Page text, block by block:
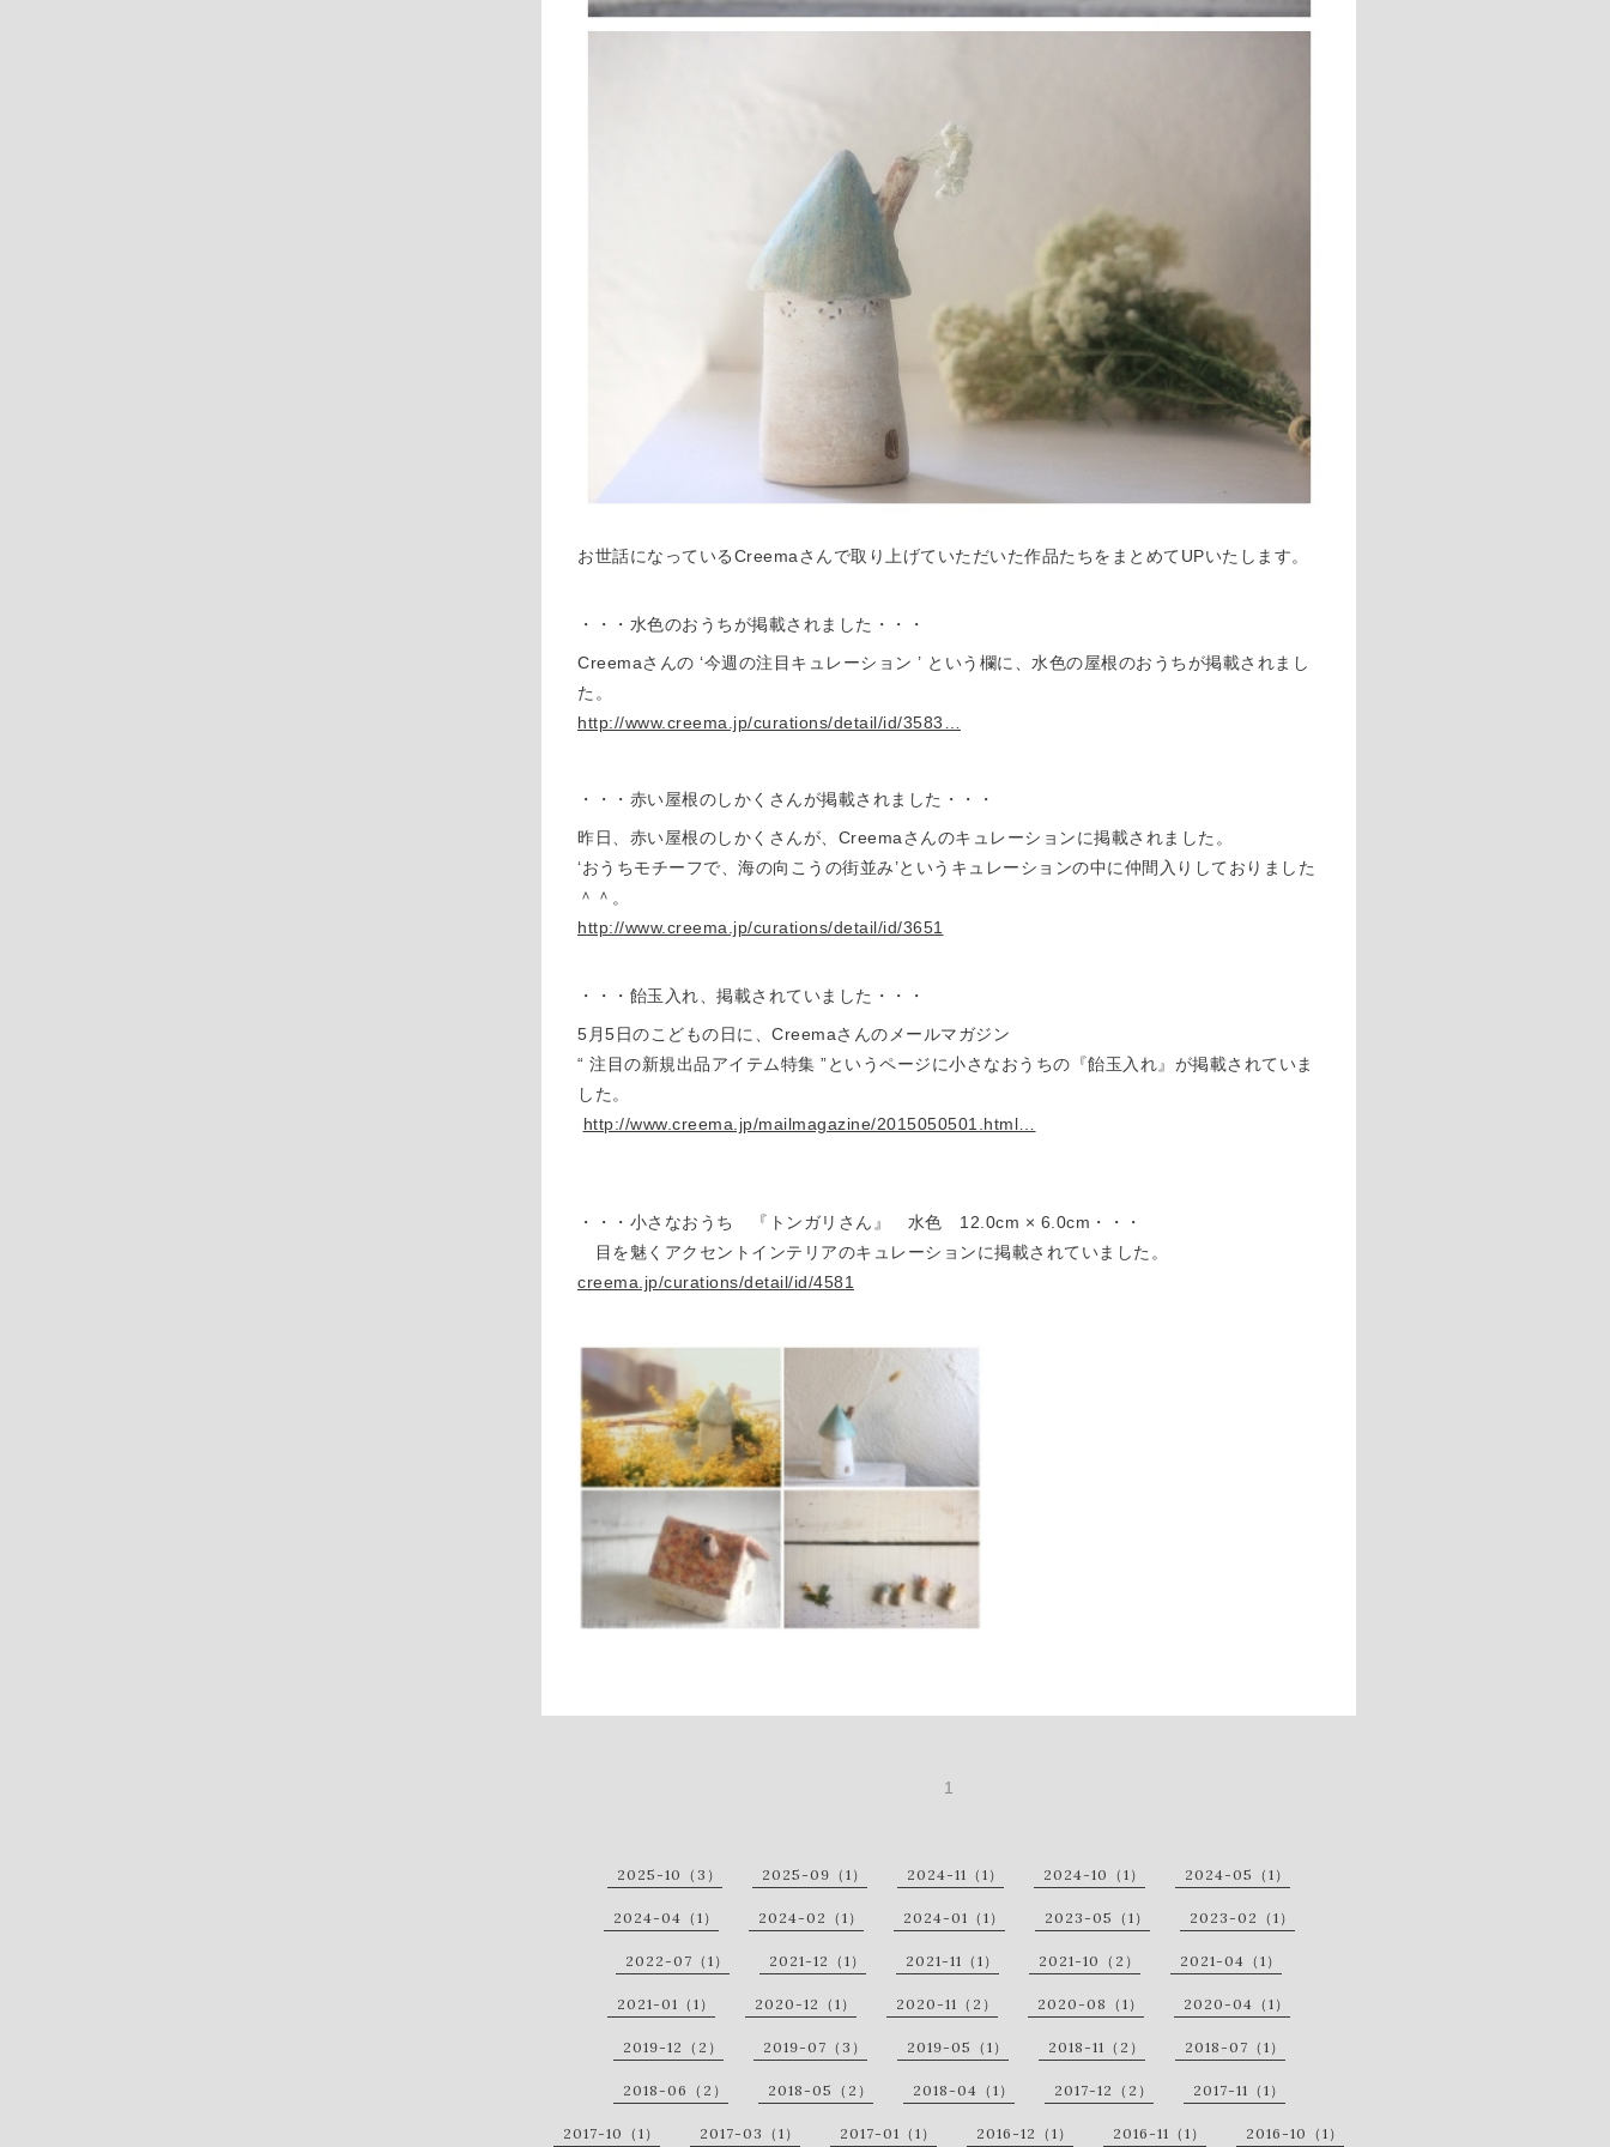
お世話になっているCreemaさんで取り上げていただいた作品たちをまとめてUPいたします。
・・・水色のおうちが掲載されました・・・
Creemaさんの ‘今週の注目キュレーション ’ という欄に、水色の屋根のおうちが掲載されまし
た。
http://www.creema.jp/curations/detail/id/3583…
・・・赤い屋根のしかくさんが掲載されました・・・
昨日、赤い屋根のしかくさんが、Creemaさんのキュレーションに掲載されました。
‘おうちモチーフで、海の向こうの街並み’というキュレーションの中に仲間入りしておりました
＾＾。
http://www.creema.jp/curations/detail/id/3651
・・・飴玉入れ、掲載されていました・・・
5月5日のこどもの日に、Creemaさんのメールマガジン
“ 注目の新規出品アイテム特集 ”というページに小さなおうちの『飴玉入れ』が掲載されていま
した。
http://www.creema.jp/mailmagazine/2015050501.html…
・・・小さなおうち 『トンガリさん』 水色 12.0cm × 6.0cm・・・
目を魅くアクセントインテリアのキュレーションに掲載されていました。
creema.jp/curations/detail/id/4581
1
2025-10（3） 2025-09（1） 2024-11（1） 2024-10（1） 2024-05（1）
2024-04（1） 2024-02（1） 2024-01（1） 2023-05（1） 2023-02（1）
2022-07（1） 2021-12（1） 2021-11（1） 2021-10（2） 2021-04（1）
2021-01（1） 2020-12（1） 2020-11（2） 2020-08（1） 2020-04（1）
2019-12（2） 2019-07（3） 2019-05（1） 2018-11（2） 2018-07（1）
2018-06（2） 2018-05（2） 2018-04（1） 2017-12（2） 2017-11（1）
2017-10（1） 2017-03（1） 2017-01（1） 2016-12（1） 2016-11（1） 2016-10（1）